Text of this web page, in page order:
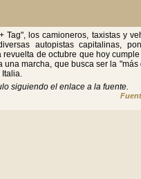
Tag", los camioneros, taxistas y
autopistas capitalinas,
de octubre que hoy
una marcha, que busca ser la
Italia.
siguiendo el enlace a la fuente.